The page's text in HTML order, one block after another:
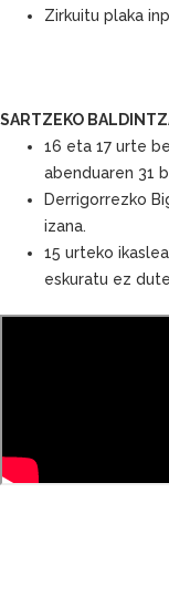
Zirkuitu plaka
SARTZEKO
16 eta 17 urte
abenduaren 31
Derrigorrezko
izana.
15 urteko
eskuratu ez